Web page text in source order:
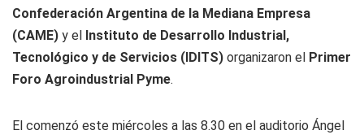
Confederación Argentina de la Mediana Empresa
(CAME) y el Instituto de Desarrollo Industrial,
Tecnológico y de Servicios (IDITS) organizaron el Primer
Foro Agroindustrial Pyme.
El comenzó este miércoles a las 8.30 en el auditorio Ángel